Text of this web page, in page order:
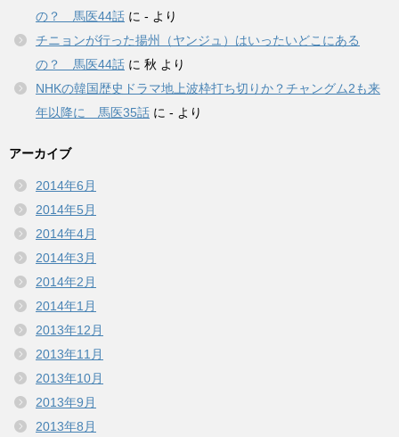
の？ 馬医44話 に - より
チニョンが行った揚州（ヤンジュ）はいったいどこにある
の？ 馬医44話 に 秋 より
NHKの韓国歴史ドラマ地上波枠打ち切りか？チャングム2も来
年以降に 馬医35話 に - より
アーカイブ
2014年6月
2014年5月
2014年4月
2014年3月
2014年2月
2014年1月
2013年12月
2013年11月
2013年10月
2013年9月
2013年8月